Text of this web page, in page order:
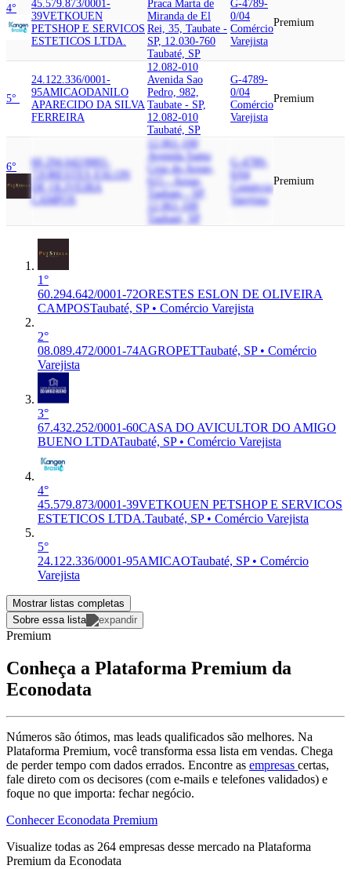
4°
45.579.873/0001-
39VETKOUEN
PETSHOP E SERVICOS
ESTETICOS LTDA.
Praca Marta de
Miranda de El
Rei, 35, Taubate -
SP, 12.030-760
Taubaté, SP
G-4789-
0/04
Comércio
Varejista
Premium
5°
24.122.336/0001-
95AMICAODANILO
APARECIDO DA SILVA
FERREIRA
12.082-010
Avenida Sao
Pedro, 982,
Taubate - SP,
12.082-010
Taubaté, SP
G-4789-
0/04
Comércio
Varejista
Premium
6°
60.294.642/0001-
ORESTES ESLON
DE OLIVEIRA
CAMPOS
12.061-100
Avenida Santa
Cruz do Areao,
615 - Areao,
Taubate - SP,
12.061-100
Taubaté, SP
G-4789-
0/04
Comércio
Varejista
Premium
1°
60.294.642/0001-72ORESTES ESLON DE OLIVEIRA
CAMPOSTaubaté, SP • Comércio Varejista
2°
08.089.472/0001-74AGROPETTaubaté, SP • Comércio
Varejista
3°
67.432.252/0001-60CASA DO AVICULTOR DO AMIGO
BUENO LTDATaubaté, SP • Comércio Varejista
4°
45.579.873/0001-39VETKOUEN PETSHOP E SERVICOS
ESTETICOS LTDA.Taubaté, SP • Comércio Varejista
5°
24.122.336/0001-95AMICAOTaubaté, SP • Comércio
Varejista
Mostrar listas completas
Sobre essa lista
Premium
Conheça a Plataforma Premium da
Econodata
Números são ótimos, mas leads qualificados são melhores. Na
Plataforma Premium, você transforma essa lista em vendas. Chega
de perder tempo com dados errados. Encontre as empresas certas,
fale direto com os decisores (com e-mails e telefones validados) e
foque no que importa: fechar negócio.
Conhecer Econodata Premium
Visualize todas as 264 empresas desse mercado na Plataforma
Premium da Econodata